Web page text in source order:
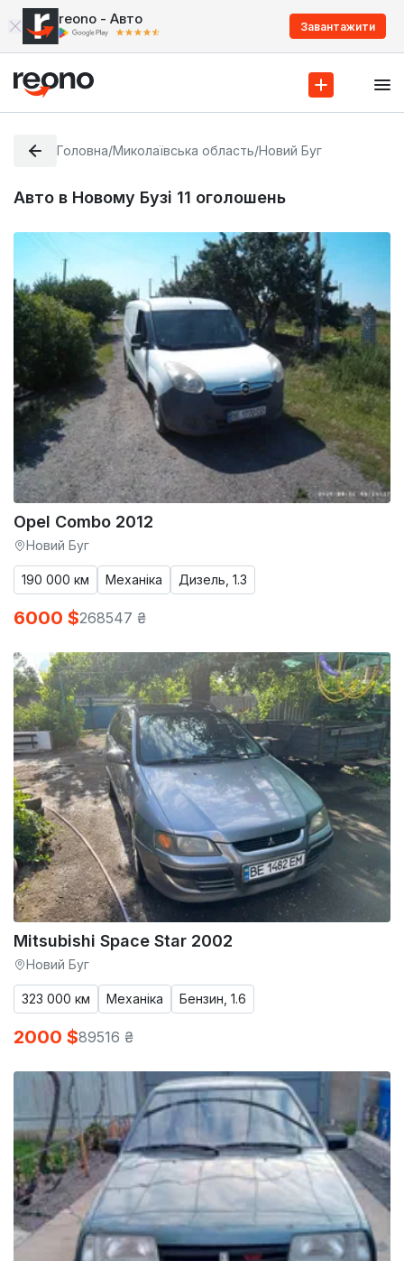
reono - Авто Завантажити
Головна/Миколаївська область/Новий Буг
Авто в Новому Бузі 11 оголошень
Opel Combo 2012
Новий Буг
190 000 км Механіка Дизель, 1.3
6000 $268547 ₴
Mitsubishi Space Star 2002
Новий Буг
323 000 км Механіка Бензин, 1.6
2000 $89516 ₴